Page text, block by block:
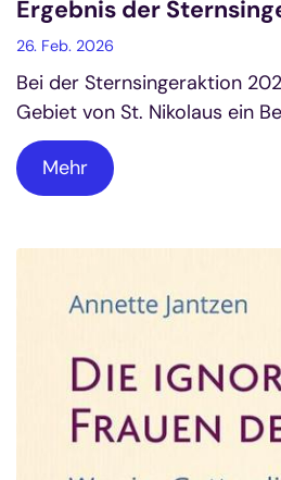
Ergebnis der
26. Feb. 2026
Bei der Sternsingeraktion
Gebiet von St. Nikolaus ein
Mehr